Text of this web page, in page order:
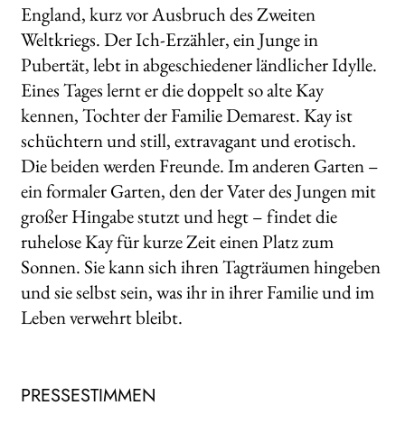
England, kurz vor Ausbruch des Zweiten
Weltkriegs. Der Ich-Erzähler, ein Junge in
Pubertät, lebt in abgeschiedener ländlicher Idylle.
Eines Tages lernt er die doppelt so alte Kay
kennen, Tochter der Familie Demarest. Kay ist
schüchtern und still, extravagant und erotisch.
Die beiden werden Freunde. Im anderen Garten –
ein formaler Garten, den der Vater des Jungen mit
großer Hingabe stutzt und hegt – findet die
ruhelose Kay für kurze Zeit einen Platz zum
Sonnen. Sie kann sich ihren Tagträumen hingeben
und sie selbst sein, was ihr in ihrer Familie und im
Leben verwehrt bleibt.
PRESSESTIMMEN